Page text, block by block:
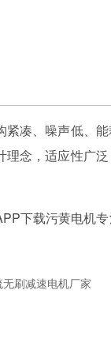
凑、噪声低、
念，适应性广
下载污黄电机
无刷减速电机厂家